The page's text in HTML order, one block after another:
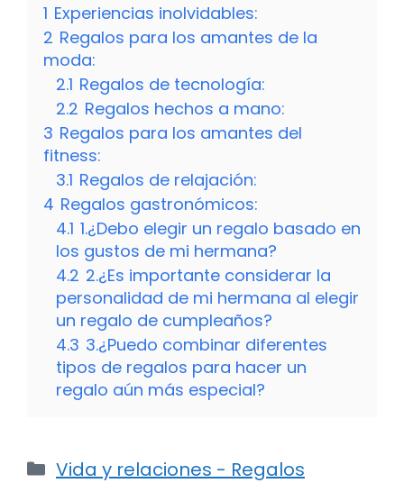
1 Experiencias inolvidables:
2 Regalos para los amantes de la
moda:
2.1 Regalos de tecnología:
2.2 Regalos hechos a mano:
3 Regalos para los amantes del
fitness:
3.1 Regalos de relajación:
4 Regalos gastronómicos:
4.1 1.¿Debo elegir un regalo basado en
los gustos de mi hermana?
4.2 2.¿Es importante considerar la
personalidad de mi hermana al elegir
un regalo de cumpleaños?
4.3 3.¿Puedo combinar diferentes
tipos de regalos para hacer un
regalo aún más especial?
Categorías
Vida y relaciones - Regalos